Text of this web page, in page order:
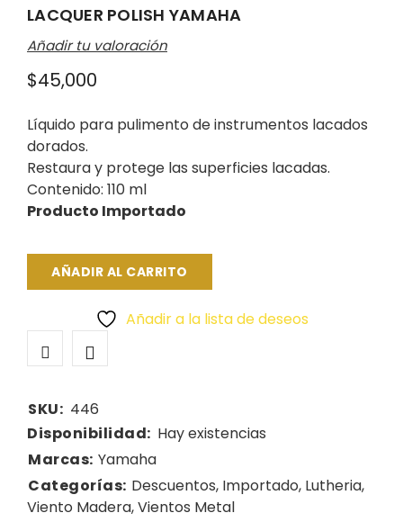
LACQUER POLISH YAMAHA
Añadir tu valoración
$45,000
Líquido para pulimento de instrumentos lacados
dorados.
Restaura y protege las superficies lacadas.
Contenido: 110 ml
Producto Importado
AÑADIR AL CARRITO
Añadir a la lista de deseos
SKU: 446
Disponibilidad: Hay existencias
Marcas: Yamaha
Categorías: Descuentos, Importado, Lutheria,
Viento Madera,Vientos Metal